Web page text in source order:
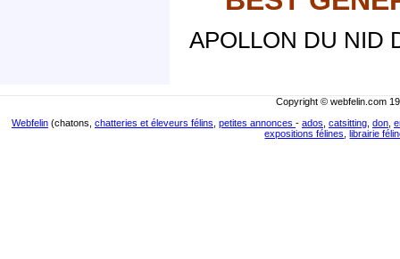
APOLLON DU NID
Copyright © webfelin.com
Webfelin (chatons, chatteries et éleveurs félins petites annonces - ados catsitting don
expositions félines ,librairie